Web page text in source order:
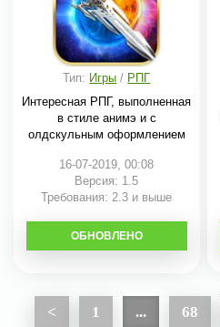
Тип: Игры / РПГ
Интересная РПГ, выполненная
в стиле анимэ и с
олдскульным оформлением
16-07-2019, 00:08
Версия: 1.5
Требования: 2.3 и выше
СКАЧАТЬ
ОБНОВЛЕНО
< 1 ... 68